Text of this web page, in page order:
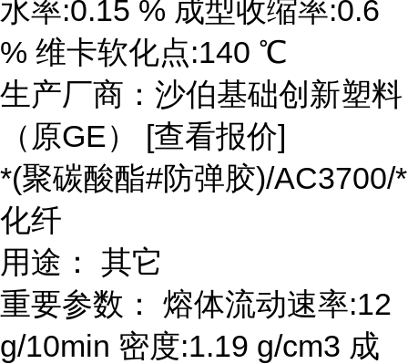
水率:0.15 % 成型收缩率:0.6
% 维卡软化点:140 ℃
生产厂商：沙伯基础创新塑料
（原GE） [查看报价]
*(聚碳酸酯#防弹胶)/AC3700/*
化纤
用途： 其它
重要参数： 熔体流动速率:12
g/10min 密度:1.19 g/cm3 成